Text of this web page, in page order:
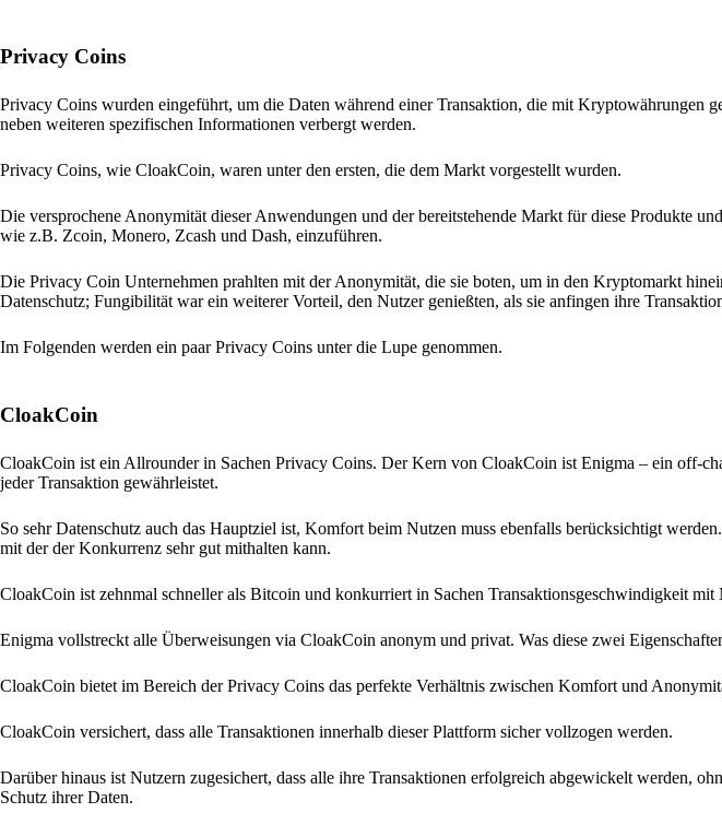
Privacy Coins
Privacy Coins wurden eingeführt, um die Daten während einer Transaktion, die mit Kryptowährungen
neben weiteren spezifischen Informationen verbergt werden.
Privacy Coins, wie CloakCoin, waren unter den ersten, die dem Markt vorgestellt wurden.
Die versprochene Anonymität dieser Anwendungen und der bereitstehende Markt für diese Produkte
wie z.B. Zcoin, Monero, Zcash und Dash, einzuführen.
Die Privacy Coin Unternehmen prahlten mit der Anonymität, die sie boten, um in den Kryptomarkt
Datenschutz; Fungibilität war ein weiterer Vorteil, den Nutzer genießten, als sie anfingen ihre
Im Folgenden werden ein paar Privacy Coins unter die Lupe genommen.
CloakCoin
CloakCoin ist ein Allrounder in Sachen Privacy Coins. Der Kern von CloakCoin ist Enigma – ein off-
jeder Transaktion gewährleistet.
So sehr Datenschutz auch das Hauptziel ist, Komfort beim Nutzen muss ebenfalls berücksichtigt
mit der der Konkurrenz sehr gut mithalten kann.
CloakCoin ist zehnmal schneller als Bitcoin und konkurriert in Sachen Transaktionsgeschwindigkeit
Enigma vollstreckt alle Überweisungen via CloakCoin anonym und privat. Was diese zwei
CloakCoin bietet im Bereich der Privacy Coins das perfekte Verhältnis zwischen Komfort und
CloakCoin versichert, dass alle Transaktionen innerhalb dieser Plattform sicher vollzogen werden.
Darüber hinaus ist Nutzern zugesichert, dass alle ihre Transaktionen erfolgreich abgewickelt werden,
Schutz ihrer Daten.